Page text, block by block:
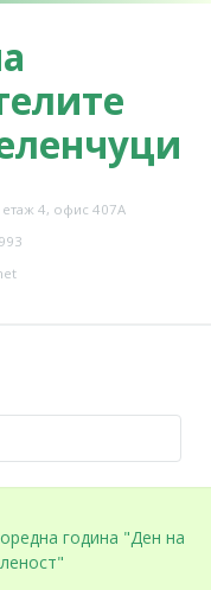
етаж 4, офис 407А
година "Ден на